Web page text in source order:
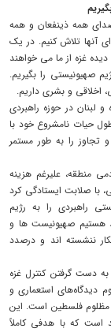
صدای همه ذینفعان و همه
آنها تلاش کنیم. در یک
غزه از ما می خواهند
صهیونیستی را بگیریم.
اخلاقی و بشری داریم.
لبنان در حوزه راهبردی
حیات نامشروع خود با
تجاوز را به طور مستمر
منطقه، علیرغم هزینه
با صلابت ایستادگی کرد
راهبردی را به رژیم
هستیم صهیونیست ها و
ننشسته اند و درصدد
دست گرفتن کنترل غزه
دیدگاه‌های استعماری و
مظلوم فلسطین است. این
است که با هدفی کاملاً